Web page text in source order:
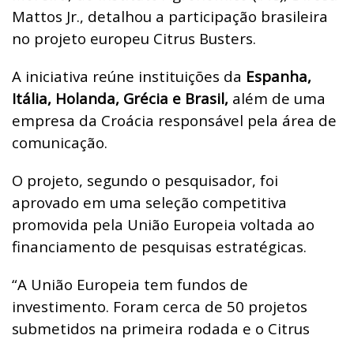
Mattos Jr., detalhou a participação brasileira
no projeto europeu Citrus Busters.
A iniciativa reúne instituições da Espanha,
Itália, Holanda, Grécia e Brasil, além de uma
empresa da Croácia responsável pela área de
comunicação.
O projeto, segundo o pesquisador, foi
aprovado em uma seleção competitiva
promovida pela União Europeia voltada ao
financiamento de pesquisas estratégicas.
“A União Europeia tem fundos de
investimento. Foram cerca de 50 projetos
submetidos na primeira rodada e o Citrus